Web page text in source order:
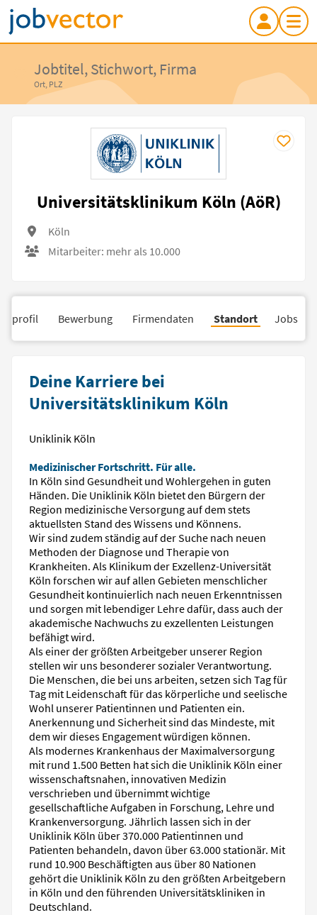
Jobtitel, Stichwort, Firma
Ort, PLZ
Universitätsklinikum Köln (AöR)
Köln
Mitarbeiter: mehr als 10.000
Bewerbung Firmendaten Standort Jobs
Deine Karriere bei
Universitätsklinikum Köln
Uniklinik Köln
Medizinischer Fortschritt. Für alle.
In Köln sind Gesundheit und Wohlergehen in guten
Händen. Die Uniklinik Köln bietet den Bürgern der
Region medizinische Versorgung auf dem stets
aktuellsten Stand des Wissens und Könnens.
Wir sind zudem ständig auf der Suche nach neuen
Methoden der Diagnose und Therapie von
Krankheiten. Als Klinikum der Exzellenz-Universität
Köln forschen wir auf allen Gebieten menschlicher
Gesundheit kontinuierlich nach neuen Erkenntnissen
und sorgen mit lebendiger Lehre dafür, dass auch der
akademische Nachwuchs zu exzellenten Leistungen
befähigt wird.
Als einer der größten Arbeitgeber unserer Region
stellen wir uns besonderer sozialer Verantwortung.
Die Menschen, die bei uns arbeiten, setzen sich Tag für
Tag mit Leidenschaft für das körperliche und seelische
Wohl unserer Patientinnen und Patienten ein.
Anerkennung und Sicherheit sind das Mindeste, mit
dem wir dieses Engagement würdigen können.
Als modernes Krankenhaus der Maximalversorgung
mit rund 1.500 Betten hat sich die Uniklinik Köln einer
wissenschaftsnahen, innovativen Medizin
verschrieben und übernimmt wichtige
gesellschaftliche Aufgaben in Forschung, Lehre und
Krankenversorgung. Jährlich lassen sich in der
Uniklinik Köln über 370.000 Patientinnen und
Patienten behandeln, davon über 63.000 stationär. Mit
rund 10.900 Beschäftigten aus über 80 Nationen
gehört die Uniklinik Köln zu den größten Arbeitgebern
in Köln und den führenden Universitätskliniken in
Deutschland.